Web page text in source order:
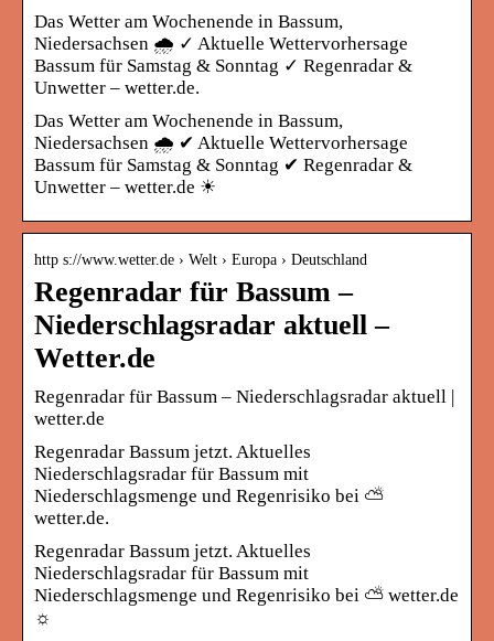
Das Wetter am Wochenende in Bassum,
Niedersachsen 🌧️ ✓ Aktuelle Wettervorhersage
Bassum für Samstag & Sonntag ✓ Regenradar &
Unwetter – wetter.de.
Das Wetter am Wochenende in Bassum,
Niedersachsen 🌧️ ✔ Aktuelle Wettervorhersage
Bassum für Samstag & Sonntag ✔ Regenradar &
Unwetter – wetter.de ☀
http s://www.wetter.de › Welt › Europa › Deutschland
Regenradar für Bassum –
Niederschlagsradar aktuell –
Wetter.de
Regenradar für Bassum – Niederschlagsradar aktuell |
wetter.de
Regenradar Bassum jetzt. Aktuelles
Niederschlagsradar für Bassum mit
Niederschlagsmenge und Regenrisiko bei ⛅
wetter.de.
Regenradar Bassum jetzt. Aktuelles
Niederschlagsradar für Bassum mit
Niederschlagsmenge und Regenrisiko bei ⛅ wetter.de
☼